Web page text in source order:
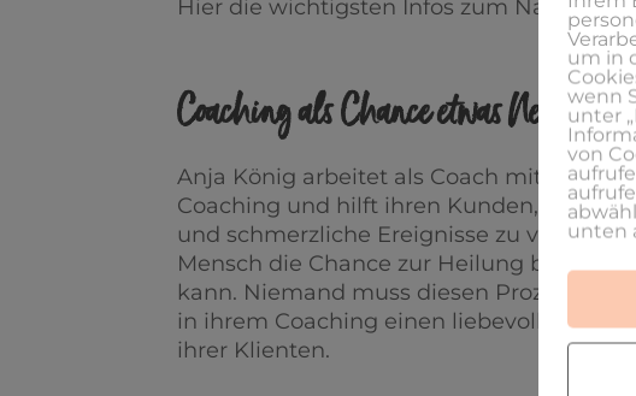
Hier die wichtigsten Infos zum Nachlesen:
Coaching als Chance etwas Neues zu
Anja König arbeitet als Coach mit dem
Coaching und hilft ihren Kunden, mit
und schmerzliche Ereignisse zu
Mensch die Chance zur Heilung braucht,
kann. Niemand muss diesen Prozess
in ihrem Coaching einen liebevollen
ihrer Klienten.
um in
wenn
unter
von
unten